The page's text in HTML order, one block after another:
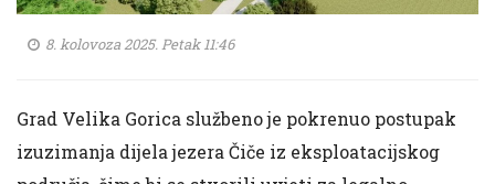
8. kolovoza 2025. Petak 11:46
Grad Velika Gorica službeno je pokrenuo postupak
izuzimanja dijela jezera Čiče iz eksploatacijskog